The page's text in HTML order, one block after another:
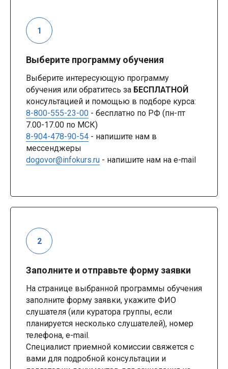
Выберите программу обучения
Выберите интересующую программу
обучения или обратитесь за БЕСПЛАТНОЙ
консультацией и помощью в подборе курса:
8-800-555-23-00 - бесплатно по РФ (пн-пт
7.00-17.00 по МСК)
8-904-478-90-54 - напишите нам в
мессенджеры
dogovor@infokurs.ru - напишите нам на e-mail
Заполните и отправьте форму заявки
На странице выбранной программы обучения
заполните форму заявки, укажите ФИО
слушателя (или куратора группы, если
планируется несколько слушателей), номер
телефона, e-mail.
Специалист приемной комиссии свяжется с
вами для подробной консультации и